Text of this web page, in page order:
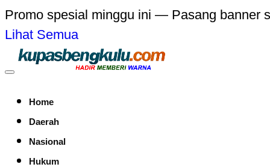
Promo spesial minggu ini — Pasang banner
Lihat Semua
Home
Daerah
Nasional
Hukum